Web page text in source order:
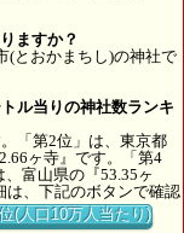
ますか？
(とおかまちし)の神社で
ル当りの神社数ランキ
「第2位」は、東京都
ヶ寺』です。「第4
富山県の『53.35ヶ
は、下記のボタンで確認
(人口10万人当たり)